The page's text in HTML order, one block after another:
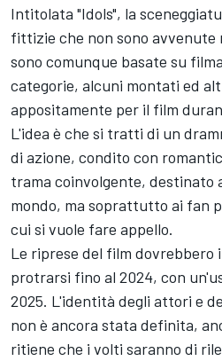
Intitolata "Idols", la
fittizie che non sono avvenute
sono comunque basate su
categorie, alcuni montati ed
appositamente per il film
L'idea è che si tratti di un
di azione, condito con
trama coinvolgente, destinato
mondo, ma soprattutto ai fan
cui si vuole fare appello.
Le riprese del film dovrebbero
protrarsi fino al 2024, con
2025. L'identità degli attori e
non è ancora stata definita,
ritiene che i volti saranno di